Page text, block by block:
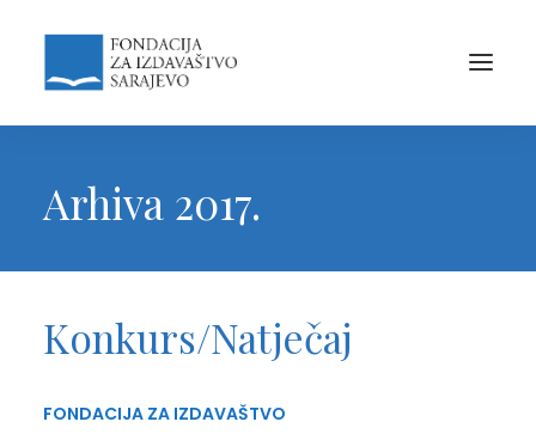
Arhiva 2017.
Konkurs/Natječaj
FONDACIJA ZA IZDAVAŠTVO